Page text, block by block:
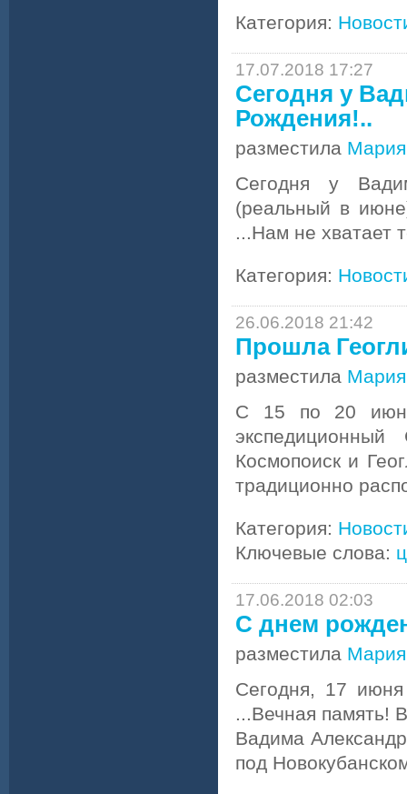
Категория:
17.07.2018 17:27
Сегодня у
Рождения!..
разместила
Сегодня у
(реальный в
...Нам не хватает
Категория:
26.06.2018 21:42
Прошла
разместила
С 15 по 20
Космопоиск и
традиционно
Категория:
Ключевые слова:
17.06.2018 02:03
С днем
разместила
Сегодня, 17
...Вечная память!
Вадима
под